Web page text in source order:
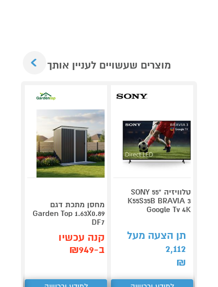
מוצרים שעשויים לעניין אותך
טלוויזיה "55 SONY
K55S35B BRAVIA 3
Google Tv 4K
תן הצעה מעל
2,112
₪
מחסן מתכת דגם
Garden Top 1.63X0.89
DF7
קנה עכשיו
ב-₪949